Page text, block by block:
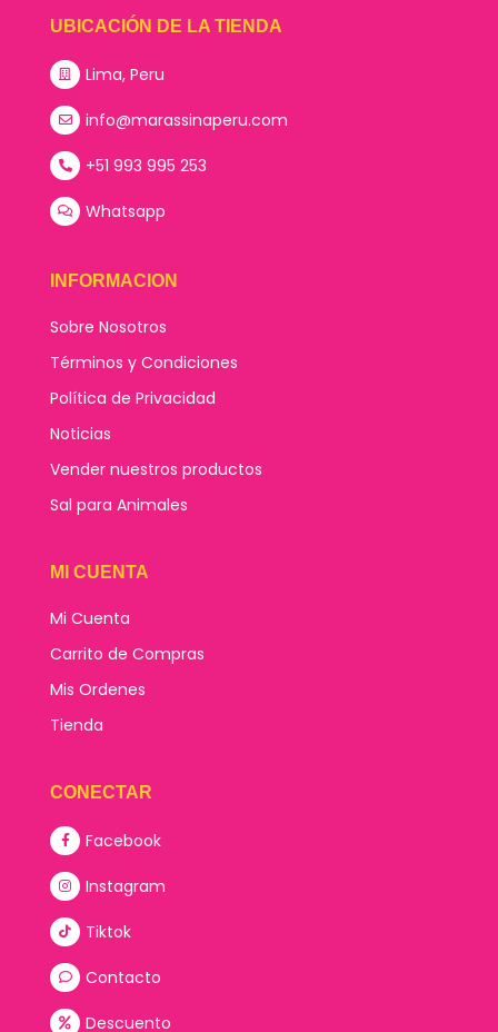
UBICACIÓN DE LA TIENDA
Lima, Peru
info@marassinaperu.com
+51 993 995 253
Whatsapp
INFORMACION
Sobre Nosotros
Términos y Condiciones
Política de Privacidad
Noticias
Vender nuestros productos
Sal para Animales
MI CUENTA
Mi Cuenta
Carrito de Compras
Mis Ordenes
Tienda
CONECTAR
Facebook
Instagram
Tiktok
Contacto
Descuento